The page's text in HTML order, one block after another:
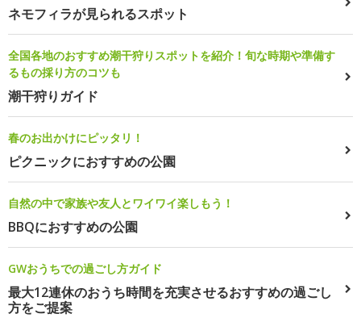
ネモフィラが見られるスポット
全国各地のおすすめ潮干狩りスポットを紹介！旬な時期や準備す
るもの採り方のコツも
潮干狩りガイド
春のお出かけにピッタリ！
ピクニックにおすすめの公園
自然の中で家族や友人とワイワイ楽しもう！
BBQにおすすめの公園
GWおうちでの過ごし方ガイド
最大12連休のおうち時間を充実させるおすすめの過ごし
方をご提案